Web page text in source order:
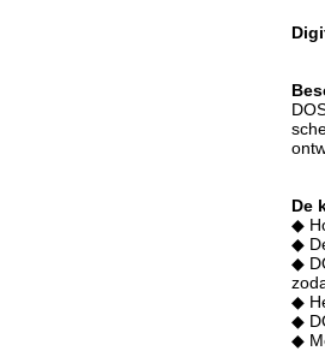
De
◆
◆
◆
◆
◆
◆